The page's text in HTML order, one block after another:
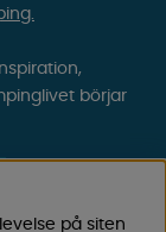
börjar
på siten